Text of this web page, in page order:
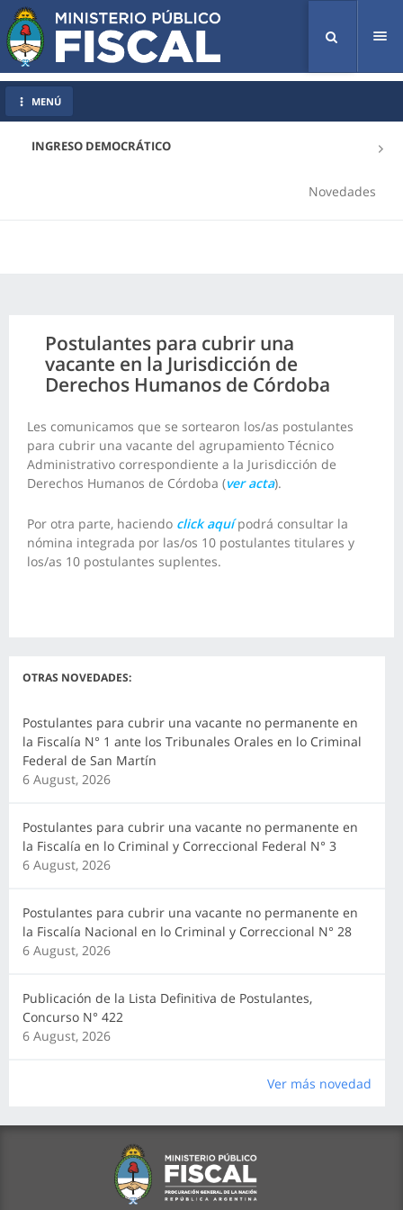
INGRESO DEMOCRÁTICO
Novedades
MENÚ
Postulantes para cubrir una
vacante en la Jurisdicción de
Derechos Humanos de Córdoba
Les comunicamos que se sortearon los/as postulantes
para cubrir una vacante del agrupamiento Técnico
Administrativo correspondiente a la Jurisdicción de
Derechos Humanos de Córdoba (ver acta).
Por otra parte, haciendo click aquípodrá consultar la
nómina integrada por las/os 10 postulantes titulares y
los/as 10 postulantes suplentes.
OTRAS NOVEDADES:
Postulantes para cubrir una vacante no permanente en
la Fiscalía N° 1 ante los Tribunales Orales en lo Criminal
Federal de San Martín
6 August, 2026
Postulantes para cubrir una vacante no permanente en
la Fiscalía en lo Criminal y Correccional Federal N° 3
6 August, 2026
Postulantes para cubrir una vacante no permanente en
la Fiscalía Nacional en lo Criminal y Correccional N° 28
6 August, 2026
Publicación de la Lista Definitiva de Postulantes,
Concurso N° 422
6 August, 2026
Ver más novedad